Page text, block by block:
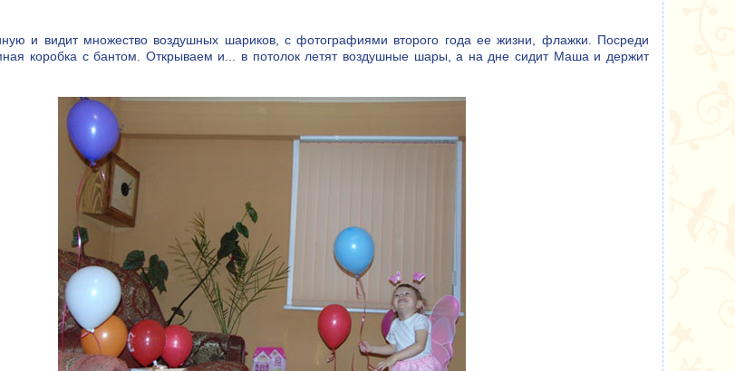
и видит множество воздушных шариков, с фотографиями второго года ее жизни, флажки. Посреди
коробка с бантом. Открываем и... в потолок летят воздушные шары, а на дне сидит Маша и держит